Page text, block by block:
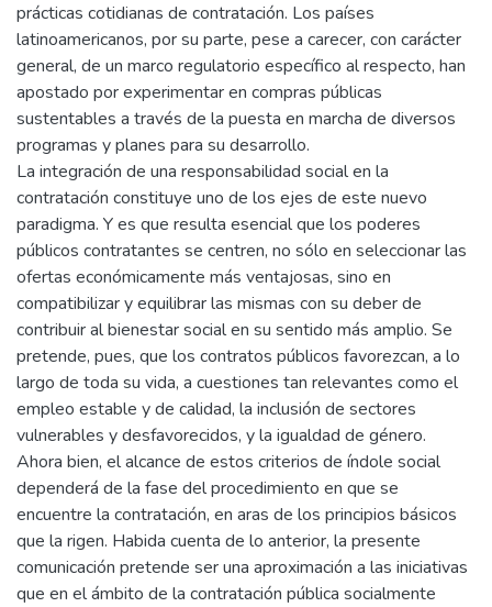
prácticas cotidianas de contratación. Los países
latinoamericanos, por su parte, pese a carecer, con carácter
general, de un marco regulatorio específico al respecto, han
apostado por experimentar en compras públicas
sustentables a través de la puesta en marcha de diversos
programas y planes para su desarrollo.
La integración de una responsabilidad social en la
contratación constituye uno de los ejes de este nuevo
paradigma. Y es que resulta esencial que los poderes
públicos contratantes se centren, no sólo en seleccionar las
ofertas económicamente más ventajosas, sino en
compatibilizar y equilibrar las mismas con su deber de
contribuir al bienestar social en su sentido más amplio. Se
pretende, pues, que los contratos públicos favorezcan, a lo
largo de toda su vida, a cuestiones tan relevantes como el
empleo estable y de calidad, la inclusión de sectores
vulnerables y desfavorecidos, y la igualdad de género.
Ahora bien, el alcance de estos criterios de índole social
dependerá de la fase del procedimiento en que se
encuentre la contratación, en aras de los principios básicos
que la rigen. Habida cuenta de lo anterior, la presente
comunicación pretende ser una aproximación a las iniciativas
que en el ámbito de la contratación pública socialmente